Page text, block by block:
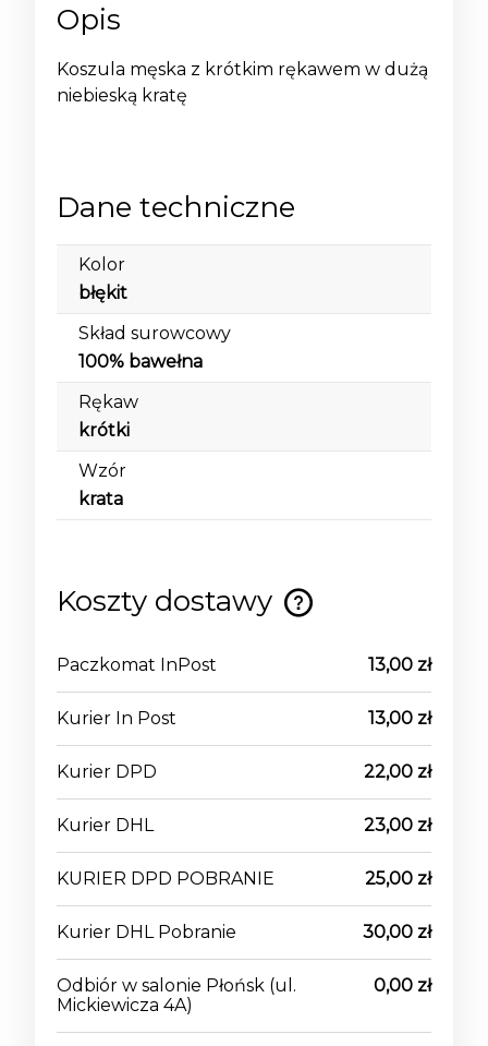
Opis
Koszula męska z krótkim rękawem w dużą
niebieską kratę
Dane techniczne
Kolor
błękit
Skład surowcowy
100% bawełna
Rękaw
krótki
Wzór
krata
Koszty dostawy
Cena nie zawiera ewentualnych kosztów
Paczkomat InPost 13,00 zł
Kurier In Post 13,00 zł
Kurier DPD 22,00 zł
Kurier DHL 23,00 zł
KURIER DPD POBRANIE 25,00 zł
Kurier DHL Pobranie 30,00 zł
Odbiór w salonie Płońsk (ul.
Mickiewicza 4A)
0,00 zł